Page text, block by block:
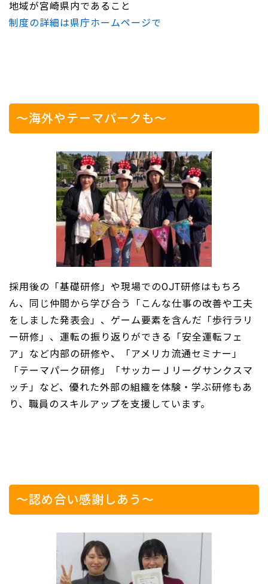
地域が宮崎県内であること
制度の詳細は県庁ホームページで
～海外やテーマパークも～
採用後の「基礎研修」や現場でのOJT研修はもちろ
ん、同じ仲間から学び合う「こんな仕事の改善や工夫
をしました発表会」、ゲーム要素を含んだ「歩行ラリ
ー研修」、運転の振り返りができる「安全運転フェ
ア」など内部の研修や、「アメリカ流通セミナー」
「テーマパーク研修」「サッカーＪリーグサンクスマ
ッチ」など、優れた外部の組織を体験・学ぶ研修もあ
り、職員のスキルアップを支援しています。
～認め合い感謝しあう～